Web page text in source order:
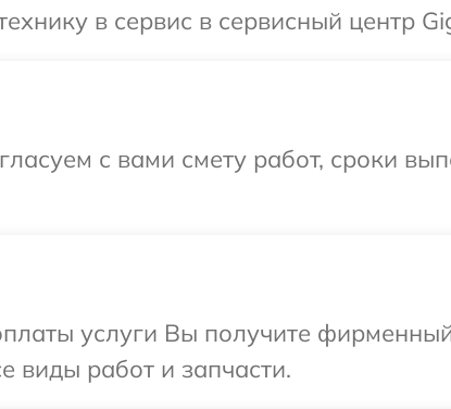
в сервис в сервисный центр
с вами смету работ, сроки
услуги Вы получите
виды работ и запчасти.